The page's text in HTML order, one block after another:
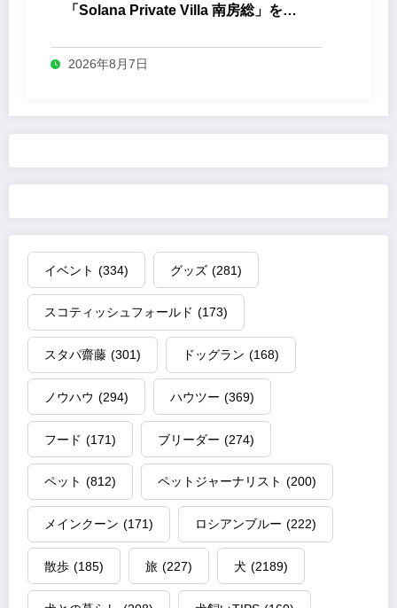
「Solana Private Villa 南房総」を開
2026年8月7日
イベント (334) グッズ (281)
スコティッシュフォールド (173)
スタパ齋藤 (301) ドッグラン (168)
ノウハウ (294) ハウツー (369)
フード (171) ブリーダー (274)
ペット (812) ペットジャーナリスト (200)
メインクーン (171) ロシアンブルー (222)
散歩 (185) 旅 (227) 犬 (2189)